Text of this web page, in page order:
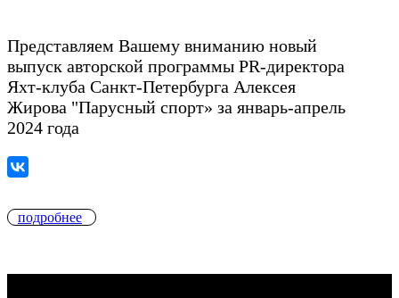
Представляем Вашему вниманию новый
выпуск авторской программы PR-директора
Яхт-клуба Санкт-Петербурга Алексея
Жирова "Парусный спорт» за январь-апрель
2024 года
подробнее